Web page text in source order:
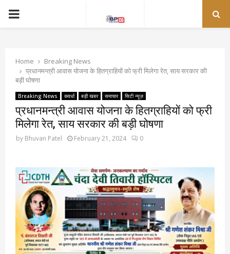
PRIMARY
Home
Breaking News
प्रधानमन्त्री आवास योजना के हितग्राहियों को फ्री मिलेगा रेत, साय सरकार की
बड़ी घोषणा
Breaking News कवर्धा बड़ी खबर समाचार सिटी न्यूज़
प्रधानमन्त्री आवास योजना के हितग्राहियों को फ्री
मिलेगा रेत, साय सरकार की बड़ी घोषणा
by Bhuvan Patel February 21, 2024 0